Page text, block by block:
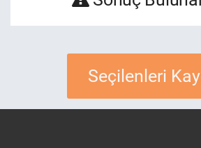
Seçilenleri